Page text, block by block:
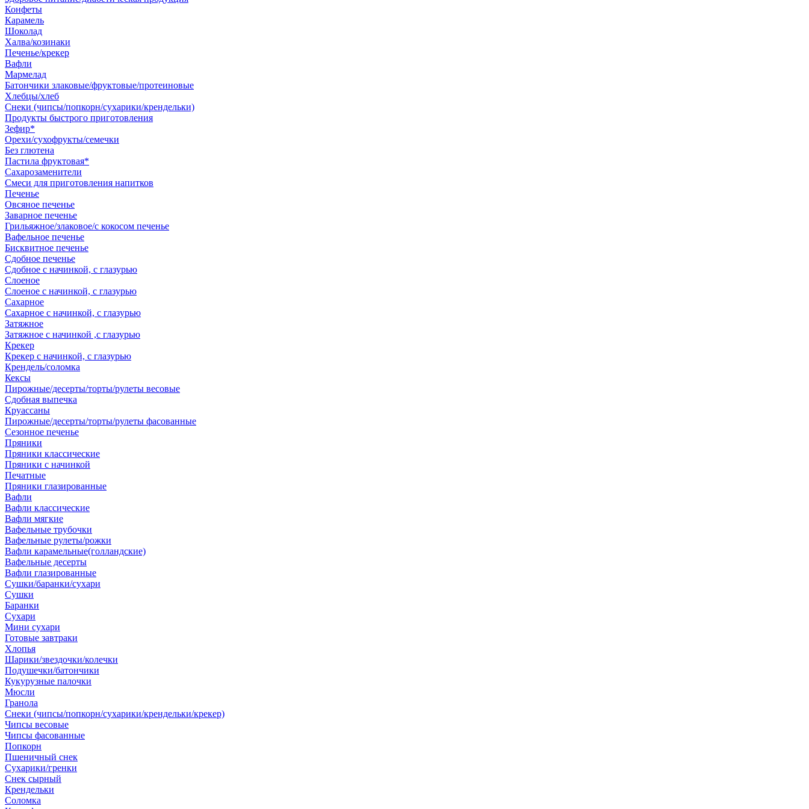
Конфеты
Карамель
Шоколад
Халва/козинаки
Печенье/крекер
Вафли
Мармелад
Батончики злаковые/фруктовые/протеиновые
Хлебцы/хлеб
Снеки (чипсы/попкорн/сухарики/крендельки)
Продукты быстрого приготовления
Зефир*
Орехи/сухофрукты/семечки
Без глютена
Пастила фруктовая*
Сахарозаменители
Смеси для приготовления напитков
Печенье
Овсяное печенье
Заварное печенье
Грильяжное/злаковое/с кокосом печенье
Вафельное печенье
Бисквитное печенье
Сдобное печенье
Сдобное с начинкой, с глазурью
Слоеное
Слоеное с начинкой, с глазурью
Сахарное
Сахарное с начинкой, с глазурью
Затяжное
Затяжное с начинкой ,с глазурью
Крекер
Крекер с начинкой, с глазурью
Крендель/соломка
Кексы
Пирожные/десерты/торты/рулеты весовые
Сдобная выпечка
Круассаны
Пирожные/десерты/торты/рулеты фасованные
Сезонное печенье
Пряники
Пряники классические
Пряники с начинкой
Печатные
Пряники глазированные
Вафли
Вафли классические
Вафли мягкие
Вафельные трубочки
Вафельные рулеты/рожки
Вафли карамельные(голландские)
Вафельные десерты
Вафли глазированные
Сушки/баранки/сухари
Сушки
Баранки
Сухари
Мини сухари
Готовые завтраки
Хлопья
Шарики/звездочки/колечки
Подушечки/батончики
Кукурузные палочки
Мюсли
Гранола
Снеки (чипсы/попкорн/сухарики/крендельки/крекер)
Чипсы весовые
Чипсы фасованные
Попкорн
Пшеничный снек
Сухарики/гренки
Снек сырный
Крендельки
Соломка